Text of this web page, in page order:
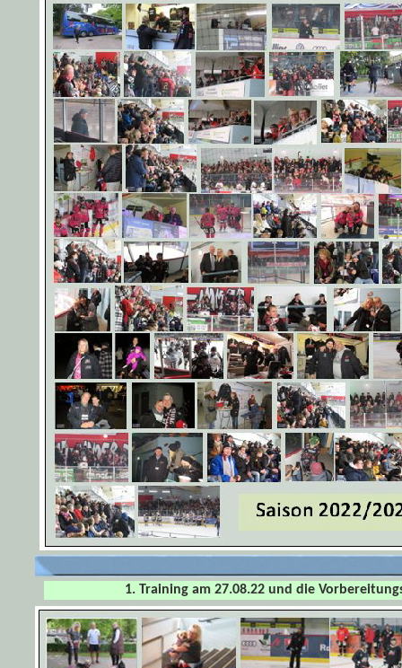
1. Training am 27.08.22 und die